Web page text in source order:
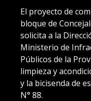
El proyecto de
bloque de
solicita a la
Ministerio de
Públicos de la
limpieza y
y la bicisenda de
N° 88.